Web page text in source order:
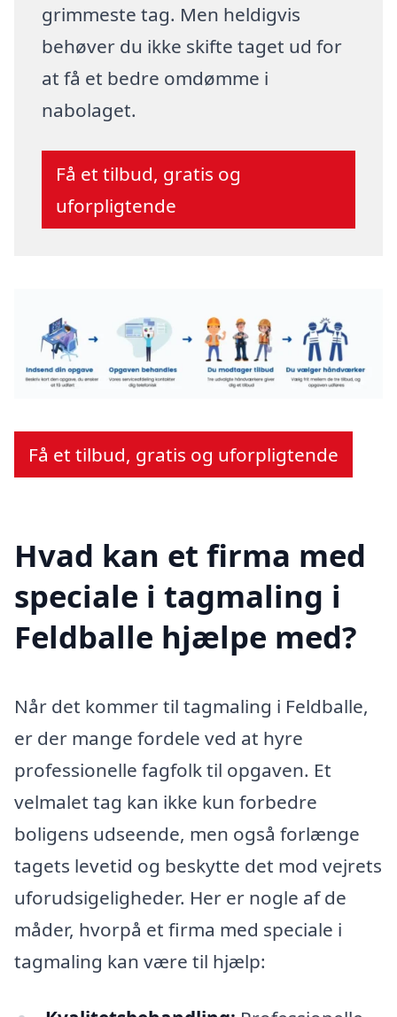
grimmeste tag. Men heldigvis
behøver du ikke skifte taget ud for
at få et bedre omdømme i
nabolaget.
Få et tilbud, gratis og
uforpligtende
Få et tilbud, gratis og uforpligtende
Hvad kan et firma med
speciale i tagmaling i
Feldballe hjælpe med?
Når det kommer til tagmaling i Feldballe,
er der mange fordele ved at hyre
professionelle fagfolk til opgaven. Et
velmalet tag kan ikke kun forbedre
boligens udseende, men også forlænge
tagets levetid og beskytte det mod vejrets
uforudsigeligheder. Her er nogle af de
måder, hvorpå et firma med speciale i
tagmaling kan være til hjælp: